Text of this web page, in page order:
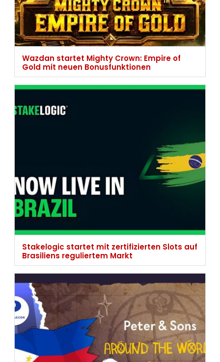
Wazdan startet Mighty Crown: Empire of
Gold mit neuen Bonusfunktionen
Stakelogic startet mit zertifizierten Slots auf
Brasiliens reguliertem Markt